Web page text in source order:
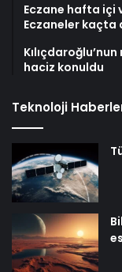
Eczane hafta içi
Eczaneler kaçta
haciz konuldu
Teknoloji